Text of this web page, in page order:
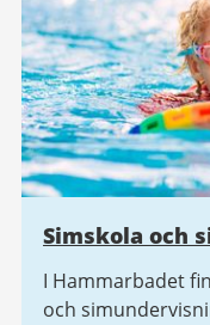
Simskola och
I Hammarbadet
och